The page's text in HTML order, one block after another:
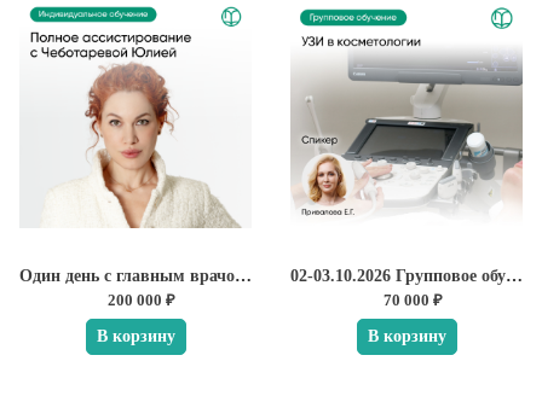
Один день с главным врачом клиники ЭСТЕЛАБ Юлией Чеботаревой
200 000 ₽
В корзину
02-03.10.2026 Групповое обучение "УЗИ в косметологии"
70 000 ₽
В корзину